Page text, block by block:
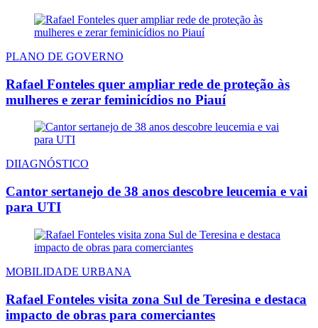
PLANO DE GOVERNO
Rafael Fonteles quer ampliar rede de proteção às
mulheres e zerar feminicídios no Piauí
DIIAGNÓSTICO
Cantor sertanejo de 38 anos descobre leucemia e vai
para UTI
MOBILIDADE URBANA
Rafael Fonteles visita zona Sul de Teresina e destaca
impacto de obras para comerciantes